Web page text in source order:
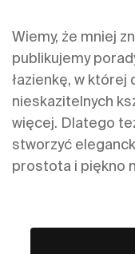
Wiemy, że mniej
publikujemy
łazienkę, w
nieskazitelnych
więcej. Dlatego
stworzyć
prostota i piękno